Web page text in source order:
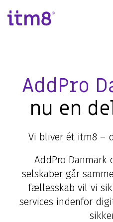
direkte
AddPro
nu en
Vi bliver ét itm8 –
AddPro Danmark
selskaber går
fællesskab vil vi
services indenfor